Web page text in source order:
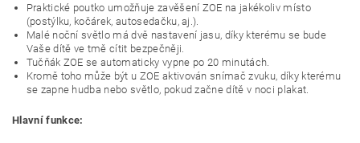
Praktické poutko umožňuje zavěšení ZOE na jakékoliv místo
(postýlku, kočárek, autosedačku, aj.).
Malé noční světlo má dvě nastavení jasu, díky kterému se bude
Vaše dítě ve tmě cítit bezpečněji.
Tučňák ZOE se automaticky vypne po 20 minutách.
Kromě toho může být u ZOE aktivován snímač zvuku, díky kterému
se zapne hudba nebo světlo, pokud začne dítě v noci plakat.
Hlavní funkce: